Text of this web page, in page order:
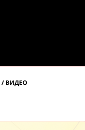
ВИДЕО